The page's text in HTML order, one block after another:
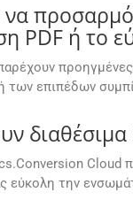
PDF ή το
των επιπέδων
Cloud
εύκολη την